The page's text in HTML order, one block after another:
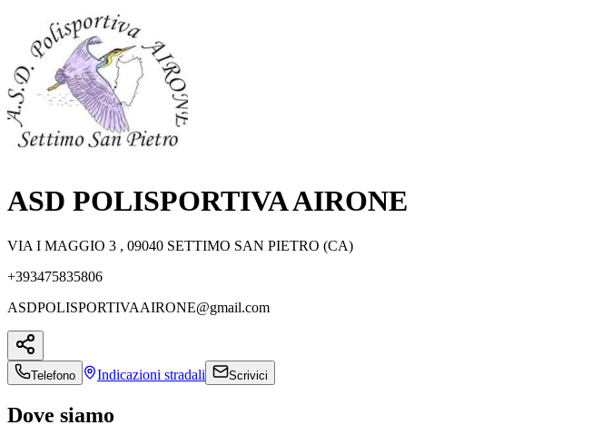
ASD POLISPORTIVA AIRONE
VIA I MAGGIO 3 , 09040 SETTIMO SAN PIETRO (CA)
+393475835806
ASDPOLISPORTIVAAIRONE@gmail.com
Telefono Indicazioni stradali Scrivici
Dove siamo